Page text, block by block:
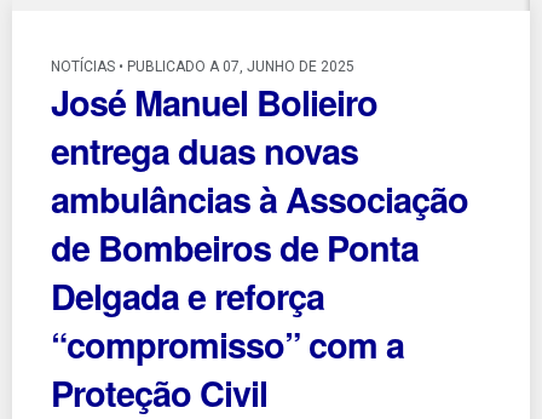
NOTÍCIAS • PUBLICADO A 07, JUNHO DE 2025
José Manuel Bolieiro
entrega duas novas
ambulâncias à Associação
de Bombeiros de Ponta
Delgada e reforça
“compromisso” com a
Proteção Civil